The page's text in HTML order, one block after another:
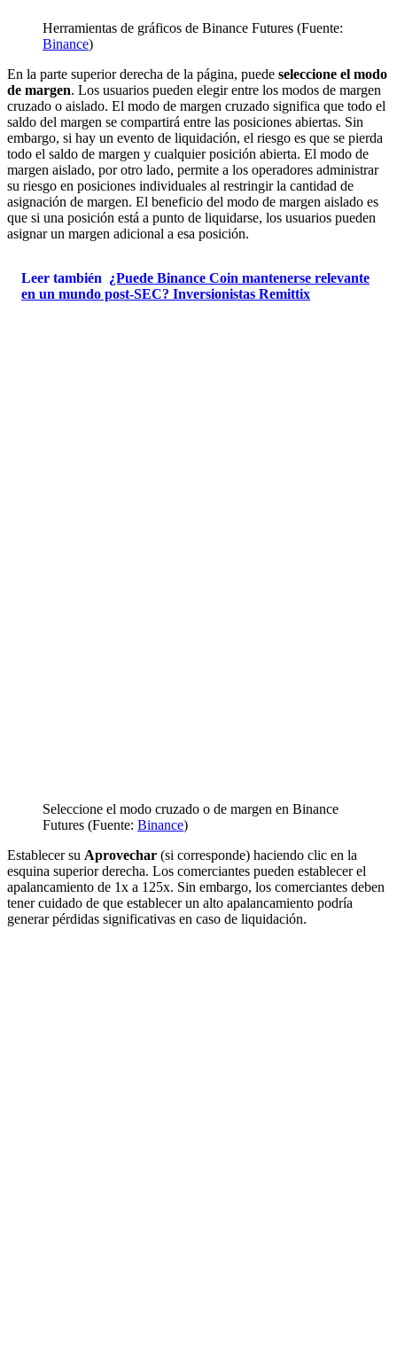
Herramientas de gráficos de Binance Futures (Fuente:
Binance)
En la parte superior derecha de la página, puede seleccione el modo
de margen. Los usuarios pueden elegir entre los modos de margen
cruzado o aislado. El modo de margen cruzado significa que todo el
saldo del margen se compartirá entre las posiciones abiertas. Sin
embargo, si hay un evento de liquidación, el riesgo es que se pierda
todo el saldo de margen y cualquier posición abierta. El modo de
margen aislado, por otro lado, permite a los operadores administrar
su riesgo en posiciones individuales al restringir la cantidad de
asignación de margen. El beneficio del modo de margen aislado es
que si una posición está a punto de liquidarse, los usuarios pueden
asignar un margen adicional a esa posición.
Leer también ¿Puede Binance Coin mantenerse relevante
en un mundo post-SEC? Inversionistas Remittix
Seleccione el modo cruzado o de margen en Binance
Futures (Fuente: Binance)
Establecer su Aprovechar (si corresponde) haciendo clic en la
esquina superior derecha. Los comerciantes pueden establecer el
apalancamiento de 1x a 125x. Sin embargo, los comerciantes deben
tener cuidado de que establecer un alto apalancamiento podría
generar pérdidas significativas en caso de liquidación.